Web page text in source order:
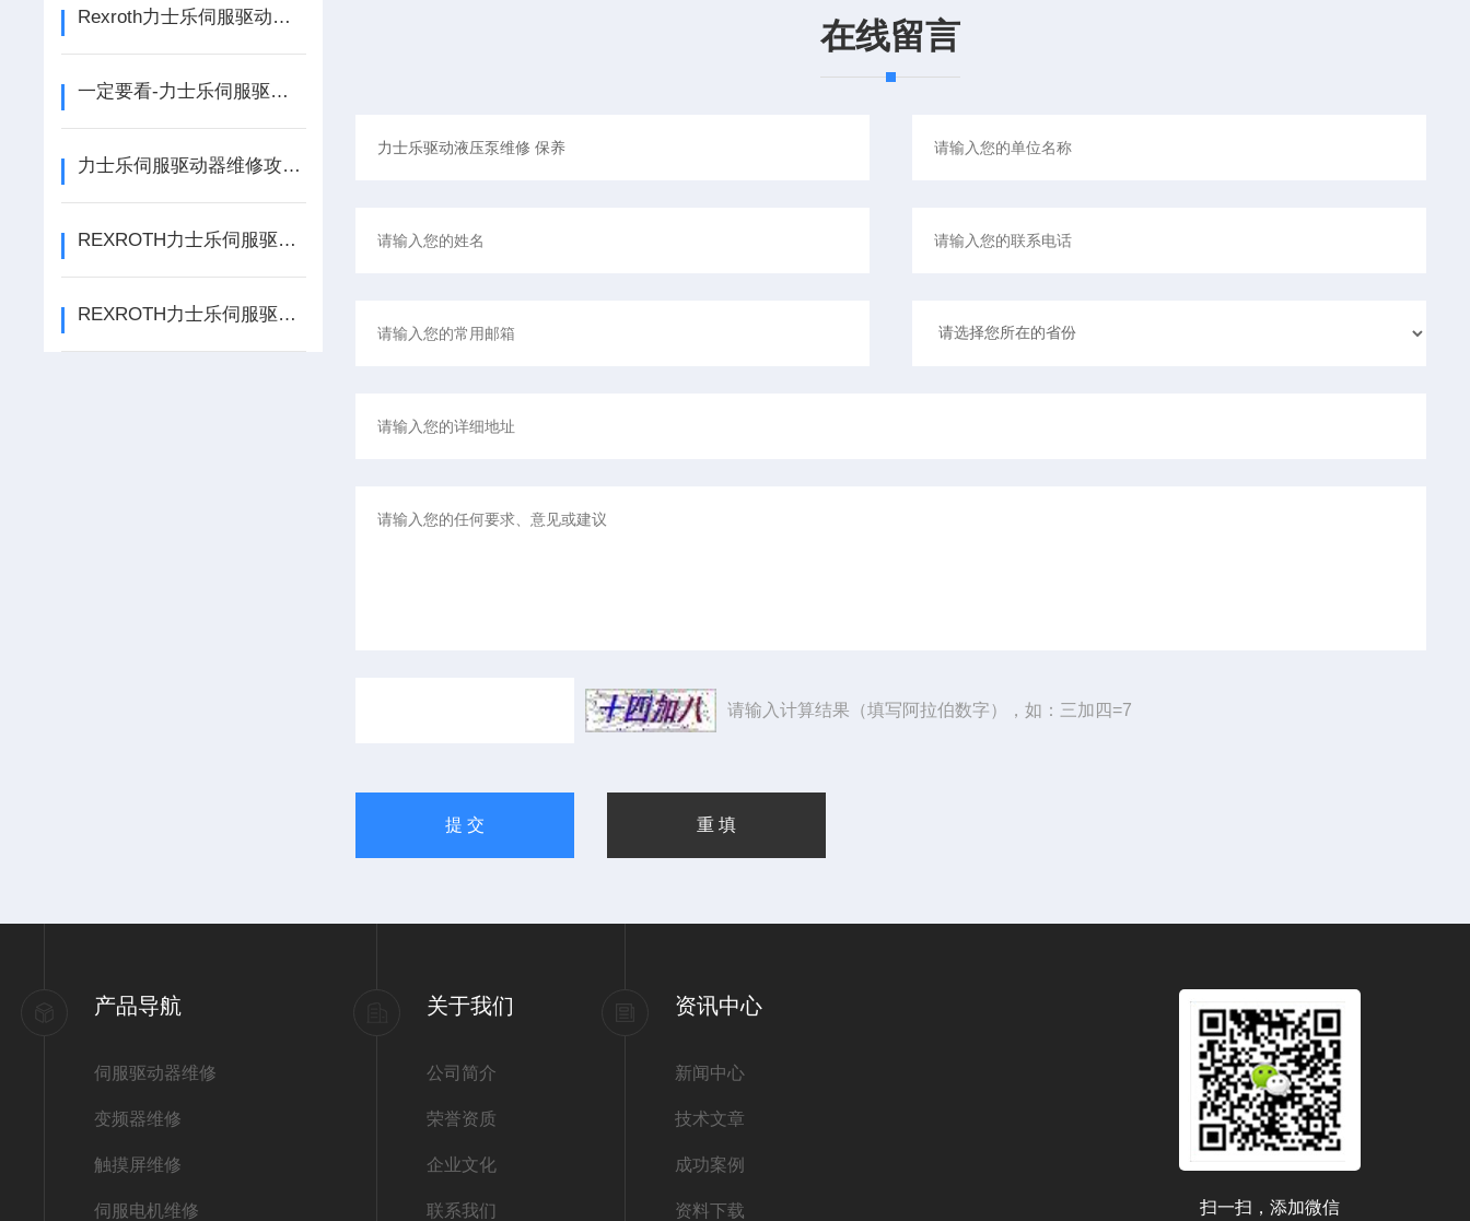
Rexroth力士乐伺服驱动器常见故障排查避坑要点
一定要看-力士乐伺服驱动器报F3132故障如何解决
力士乐伺服驱动器维修攻略与实操指南
REXROTH力士乐伺服驱动器报F7042 代码维修价格
REXROTH力士乐伺服驱动器元件F8201故障代码查询
在线留言
请输入计算结果（填写阿拉伯数字），如：三加四=7
产品导航
伺服驱动器维修
变频器维修
触摸屏维修
伺服电机维修
关于我们
公司简介
荣誉资质
企业文化
联系我们
资讯中心
新闻中心
技术文章
成功案例
资料下载 扫一扫，添加微信